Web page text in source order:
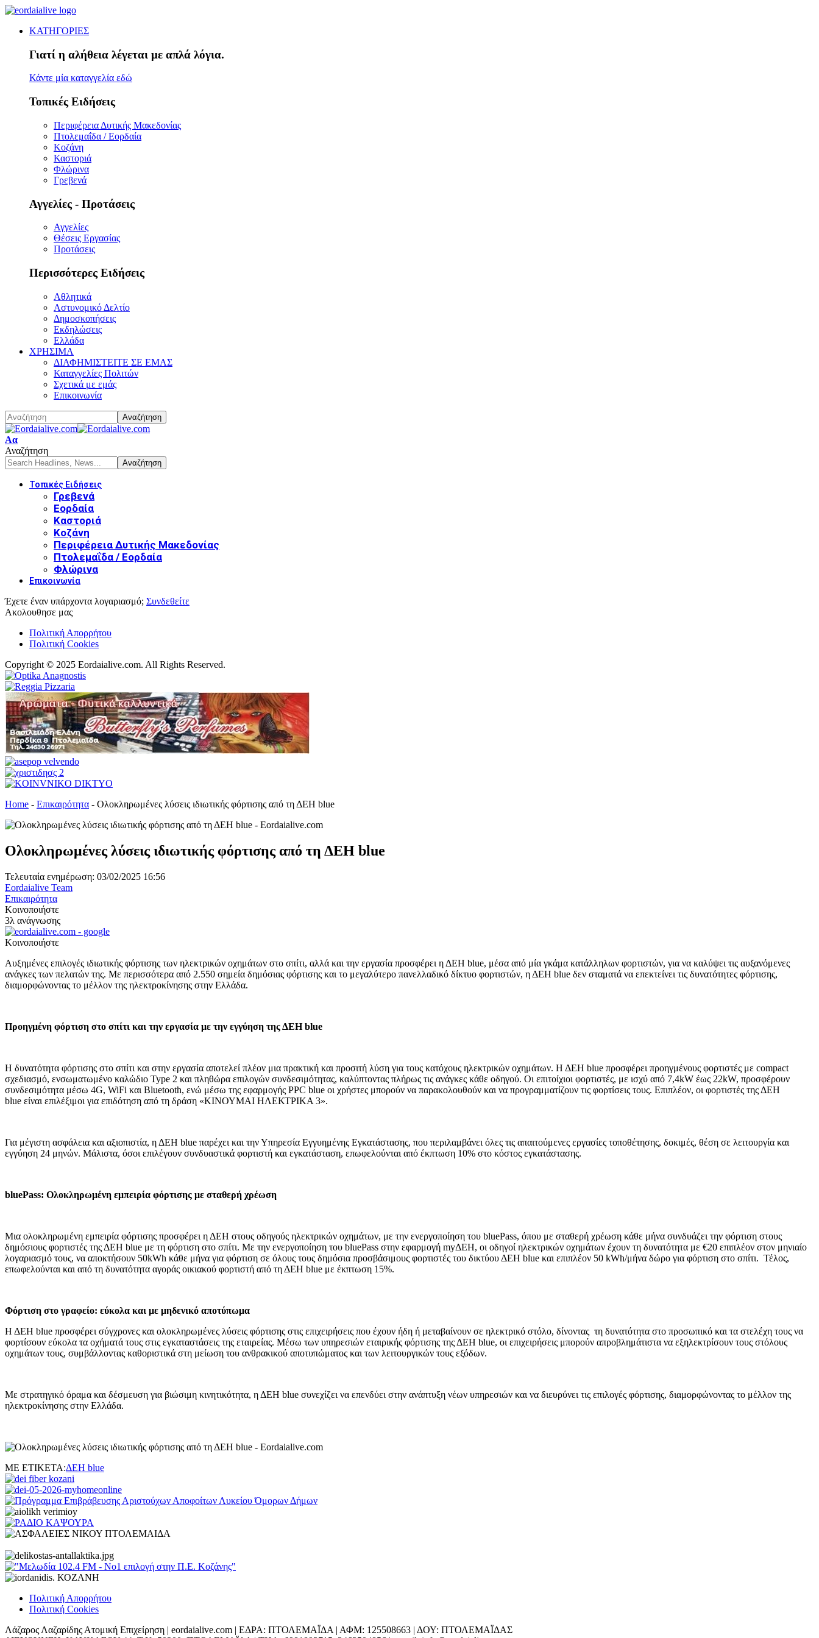
ΚΑΤΗΓΟΡΙΕΣ
Γιατί η αλήθεια λέγεται με απλά λόγια.
Κάντε μία καταγγελία εδώ
Τοπικές Ειδήσεις
Περιφέρεια Δυτικής Μακεδονίας
Πτολεμαΐδα / Εορδαία
Κοζάνη
Καστοριά
Φλώρινα
Γρεβενά
Αγγελίες - Προτάσεις
Αγγελίες
Θέσεις Εργασίας
Προτάσεις
Περισσότερες Ειδήσεις
Αθλητικά
Αστυνομικό Δελτίο
Δημοσκοπήσεις
Εκδηλώσεις
Ελλάδα
ΧΡΗΣΙΜΑ
ΔΙΑΦΗΜΙΣΤΕΙΤΕ ΣΕ ΕΜΑΣ
Καταγγελίες Πολιτών
Σχετικά με εμάς
Επικοινωνία
Font
Resizer
Αα
Αναζήτηση
Τοπικές Ειδήσεις
Γρεβενά
Εορδαία
Καστοριά
Κοζάνη
Περιφέρεια Δυτικής Μακεδονίας
Πτολεμαΐδα / Εορδαία
Φλώρινα
Επικοινωνία
Έχετε έναν υπάρχοντα λογαριασμό; Συνδεθείτε
Ακολουθησε μας
Πολιτική Απορρήτου
Πολιτική Cookies
Copyright © 2025 Eordaialive.com. All Rights Reserved.
Home - Επικαιρότητα - Ολοκληρωμένες λύσεις ιδιωτικής φόρτισης από τη ΔΕΗ blue
Ολοκληρωμένες λύσεις ιδιωτικής φόρτισης από τη ΔΕΗ blue
Τελευταία ενημέρωση: 03/02/2025 16:56
Eordaialive Team
Επικαιρότητα
Κοινοποιήστε
3λ ανάγνωσης
Κοινοποιήστε
Αυξημένες επιλογές ιδιωτικής φόρτισης των ηλεκτρικών οχημάτων στο σπίτι, αλλά και την εργασία προσφέρει η ΔΕΗ blue, μέσα από μία γκάμα κατάλληλων φορτιστών, για να καλύψει τις αυξανόμενες
ανάγκες των πελατών της. Με περισσότερα από 2.550 σημεία δημόσιας φόρτισης και το μεγαλύτερο πανελλαδικό δίκτυο φορτιστών, η ΔΕΗ blue δεν σταματά να επεκτείνει τις δυνατότητες φόρτισης,
διαμορφώνοντας το μέλλον της ηλεκτροκίνησης στην Ελλάδα.
Προηγμένη φόρτιση στο σπίτι και την εργασία με την εγγύηση της ΔΕΗ blue
Η δυνατότητα φόρτισης στο σπίτι και στην εργασία αποτελεί πλέον μια πρακτική και προσιτή λύση για τους κατόχους ηλεκτρικών οχημάτων. Η ΔΕΗ blue προσφέρει προηγμένους φορτιστές με compact
σχεδιασμό, ενσωματωμένο καλώδιο Type 2 και πληθώρα επιλογών συνδεσιμότητας, καλύπτοντας πλήρως τις ανάγκες κάθε οδηγού. Οι επιτοίχιοι φορτιστές, με ισχύ από 7,4kW έως 22kW, προσφέρουν
συνδεσιμότητα μέσω 4G, WiFi και Bluetooth, ενώ μέσω της εφαρμογής PPC blue οι χρήστες μπορούν να παρακολουθούν και να προγραμματίζουν τις φορτίσεις τους. Επιπλέον, οι φορτιστές της ΔΕΗ
blue είναι επιλέξιμοι για επιδότηση από τη δράση «ΚΙΝΟΥΜΑΙ ΗΛΕΚΤΡΙΚΑ 3».
Για μέγιστη ασφάλεια και αξιοπιστία, η ΔΕΗ blue παρέχει και την Υπηρεσία Εγγυημένης Εγκατάστασης, που περιλαμβάνει όλες τις απαιτούμενες εργασίες τοποθέτησης, δοκιμές, θέση σε λειτουργία και
εγγύηση 24 μηνών. Μάλιστα, όσοι επιλέγουν συνδυαστικά φορτιστή και εγκατάσταση, επωφελούνται από έκπτωση 10% στο κόστος εγκατάστασης.
bluePass: Ολοκληρωμένη εμπειρία φόρτισης με σταθερή χρέωση
Μια ολοκληρωμένη εμπειρία φόρτισης προσφέρει η ΔΕΗ στους οδηγούς ηλεκτρικών οχημάτων, με την ενεργοποίηση του bluePass, όπου με σταθερή χρέωση κάθε μήνα συνδυάζει την φόρτιση στους
δημόσιους φορτιστές της ΔΕΗ blue με τη φόρτιση στο σπίτι. Με την ενεργοποίηση του bluePass στην εφαρμογή myΔΕΗ, οι οδηγοί ηλεκτρικών οχημάτων έχουν τη δυνατότητα με €20 επιπλέον στον μηνιαίο
λογαριασμό τους, να αποκτήσουν 50kWh κάθε μήνα για φόρτιση σε όλους τους δημόσια προσβάσιμους φορτιστές του δικτύου ΔΕΗ blue και επιπλέον 50 kWh/μήνα δώρο για φόρτιση στο σπίτι. Τέλος,
επωφελούνται και από τη δυνατότητα αγοράς οικιακού φορτιστή από τη ΔΕΗ blue με έκπτωση 15%.
Φόρτιση στο γραφείο: εύκολα και με μηδενικό αποτύπωμα
Η ΔΕΗ blue προσφέρει σύγχρονες και ολοκληρωμένες λύσεις φόρτισης στις επιχειρήσεις που έχουν ήδη ή μεταβαίνουν σε ηλεκτρικό στόλο, δίνοντας τη δυνατότητα στο προσωπικό και τα στελέχη τους να
φορτίσουν εύκολα τα οχήματά τους στις εγκαταστάσεις της εταιρείας. Μέσω των υπηρεσιών εταιρικής φόρτισης της ΔΕΗ blue, οι επιχειρήσεις μπορούν απροβλημάτιστα να εξηλεκτρίσουν τους στόλους
οχημάτων τους, συμβάλλοντας καθοριστικά στη μείωση του ανθρακικού αποτυπώματος και των λειτουργικών τους εξόδων.
Με στρατηγικό όραμα και δέσμευση για βιώσιμη κινητικότητα, η ΔΕΗ blue συνεχίζει να επενδύει στην ανάπτυξη νέων υπηρεσιών και να διευρύνει τις επιλογές φόρτισης, διαμορφώνοντας το μέλλον της
ηλεκτροκίνησης στην Ελλάδα.
ΜΕ ΕΤΙΚΕΤΑ:ΔΕΗ blue
Πολιτική Απορρήτου
Πολιτική Cookies
Λάζαρος Λαζαρίδης Ατομική Επιχείρηση | eordaialive.com | ΕΔΡΑ: ΠΤΟΛΕΜΑΪΔΑ | ΑΦΜ: 125508663 | ΔΟΥ: ΠΤΟΛΕΜΑΪΔΑΣ